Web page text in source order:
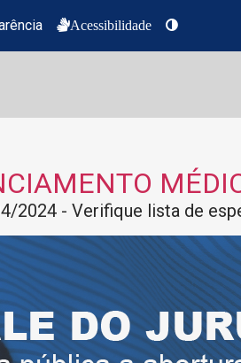
Acessibilidade
2024 - Verifique lista de